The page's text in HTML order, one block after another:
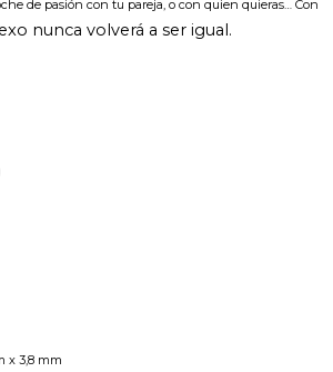
de pasión con tu pareja, o con quien quieras… Con
nunca volverá a ser igual.
x 3,8 mm